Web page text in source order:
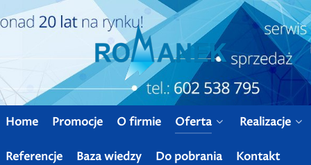
Home Promocje O firmie Oferta Realizacje
Referencje Baza wiedzy Do pobrania Kontakt